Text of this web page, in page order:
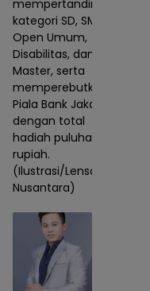
mempertandingkan
kategori SD, SMP,
Open Umum,
Disabilitas, dan
Master, serta
memperebutkan
Piala Bank Jakarta
dengan total
hadiah puluhan juta
rupiah.
(Ilustrasi/Lensa
Nusantara)